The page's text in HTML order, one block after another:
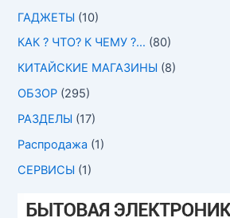
ГАДЖЕТЫ (10)
КАК ? ЧТО? К ЧЕМУ ?… (80)
КИТАЙСКИЕ МАГАЗИНЫ (8)
ОБЗОР (295)
РАЗДЕЛЫ (17)
Распродажа (1)
СЕРВИСЫ (1)